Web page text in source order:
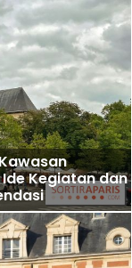
Ide Kegiatan dan